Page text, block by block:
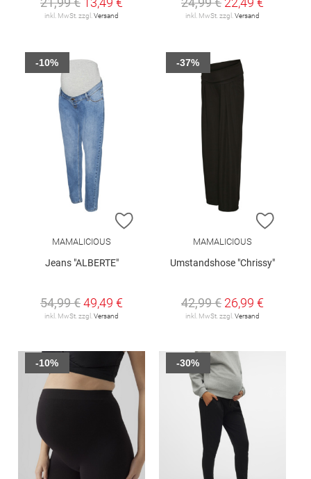
inkl. MwSt. zzgl. Versand inkl. MwSt. zzgl. Versand
ZUR WUNSCHLISTE HINZUFÜGEN
MAMALICIOUS
Jeans "ALBERTE"
54,99 €49,49 €
inkl. MwSt. zzgl.Versand
-10%
ZUR
MAMALICIOUS
Umstandshose "Chrissy"
42,99 € 26,99 €
inkl. MwSt. zzgl.Versand
-37%
-10% -30%